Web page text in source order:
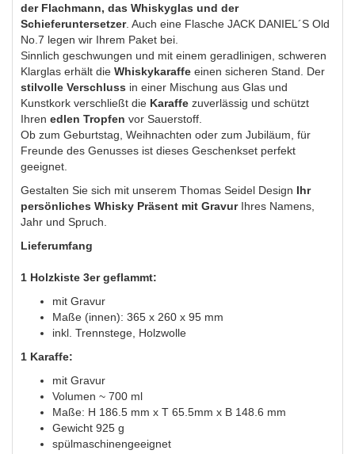
der Flachmann, das Whiskyglas und der
Schieferuntersetzer. Auch eine Flasche JACK DANIEL´S Old
No.7 legen wir Ihrem Paket bei.
Sinnlich geschwungen und mit einem geradlinigen, schweren
Klarglas erhält die Whiskykaraffe einen sicheren Stand. Der
stilvolle Verschluss in einer Mischung aus Glas und
Kunstkork verschließt die Karaffe zuverlässig und schützt
Ihren edlen Tropfen vor Sauerstoff.
Ob zum Geburtstag, Weihnachten oder zum Jubiläum, für
Freunde des Genusses ist dieses Geschenkset perfekt
geeignet.
Gestalten Sie sich mit unserem Thomas Seidel Design Ihr
persönliches Whisky Präsent mit GravurIhres Namens,
Jahr und Spruch.
Lieferumfang
1 Holzkiste 3er geflammt:
mit Gravur
Maße (innen): 365 x 260 x 95 mm
inkl. Trennstege, Holzwolle
1 Karaffe:
mit Gravur
Volumen ~ 700 ml
Maße: H 186.5 mm x T 65.5mm x B 148.6 mm
Gewicht 925 g
spülmaschinengeeignet